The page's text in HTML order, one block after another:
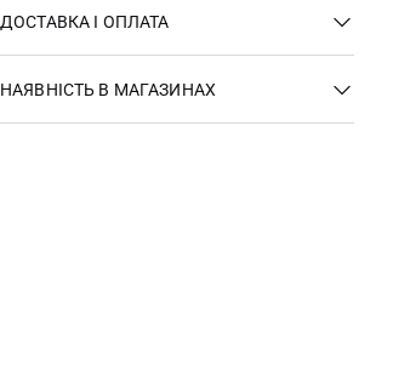
ДОСТАВКА І ОПЛАТА
НАЯВНІСТЬ В МАГАЗИНАХ